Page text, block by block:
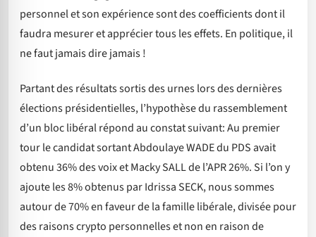
personnel et son expérience sont des coefficients dont il
faudra mesurer et apprécier tous les effets. En politique, il
ne faut jamais dire jamais !
Partant des résultats sortis des urnes lors des dernières
élections présidentielles, l’hypothèse du rassemblement
d’un bloc libéral répond au constat suivant: Au premier
tour le candidat sortant Abdoulaye WADE du PDS avait
obtenu 36% des voix et Macky SALL de l’APR 26%. Si l’on y
ajoute les 8% obtenus par Idrissa SECK, nous sommes
autour de 70% en faveur de la famille libérale, divisée pour
des raisons crypto personnelles et non en raison de